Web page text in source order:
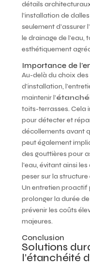
détails
l’installation de
seulement d’assurer
le drainage de l’eau,
esthétiquement
Importance de
Au-delà du choix
d’installation,
maintenir l’
toits-terrasses. Cela
pour détecter et
décollements avant
peut également
des gouttières pour
l’eau, évitant ainsi
peser sur la
Un entretien proactif
prolonger la durée
prévenir les coûts
majeures.
Conclusion
Solutions
l’étanchéité